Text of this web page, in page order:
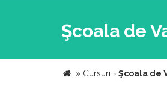
Şcoala de
» Cursuri › Şcoala de